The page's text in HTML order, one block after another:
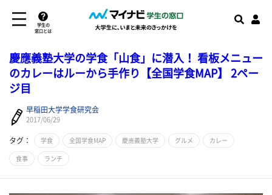
学生の
窓口とは
慶應義塾大学の学食「山食」に潜入！ 看板メニュー
のカレーはルーから手作り【全国学食MAP】 2ペー
ジ目
早稲田大学学食研究会
2017/06/29
タグ： 学食 全国学食MAP 慶應義塾大学 グルメ カレー
食事 ランチ